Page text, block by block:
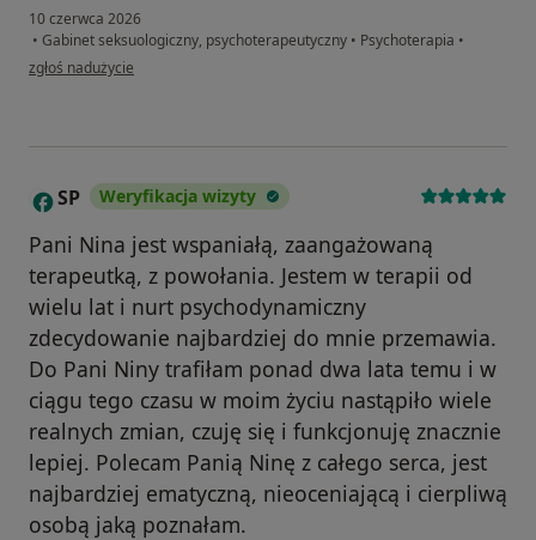
10 czerwca 2026
• Gabinet seksuologiczny, psychoterapeutyczny • Psychoterapia •
w opinii użytkownika Marta
zgłoś nadużycie
S SP Weryfikacja wizyty
Pani Nina jest wspaniałą, zaangażowaną
terapeutką, z powołania. Jestem w terapii od
wielu lat i nurt psychodynamiczny
zdecydowanie najbardziej do mnie przemawia.
Do Pani Niny trafiłam ponad dwa lata temu i w
ciągu tego czasu w moim życiu nastąpiło wiele
realnych zmian, czuję się i funkcjonuję znacznie
lepiej. Polecam Panią Ninę z całego serca, jest
najbardziej ematyczną, nieoceniającą i cierpliwą
osobą jaką poznałam.